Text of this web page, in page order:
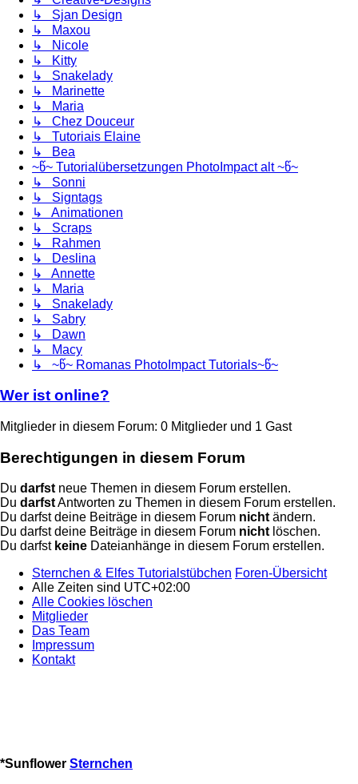
↳ Sjan Design
↳ Maxou
↳ Nicole
↳ Kitty
↳ Snakelady
↳ Marinette
↳ Maria
↳ Chez Douceur
↳ Tutoriais Elaine
↳ Bea
~წ~ Tutorialübersetzungen PhotoImpact alt ~წ~
↳ Sonni
↳ Signtags
↳ Animationen
↳ Scraps
↳ Rahmen
↳ Deslina
↳ Annette
↳ Maria
↳ Snakelady
↳ Sabry
↳ Dawn
↳ Macy
↳ ~წ~ Romanas PhotoImpact Tutorials~წ~
Wer ist online?
Mitglieder in diesem Forum: 0 Mitglieder und 1 Gast
Berechtigungen in diesem Forum
Du darfstneue Themen in diesem Forum erstellen.
Du darfstAntworten zu Themen in diesem Forum erstellen.
Du darfst deine Beiträge in diesem Forum nichtändern.
Du darfst deine Beiträge in diesem Forum nichtlöschen.
Du darfst keine Dateianhänge in diesem Forum erstellen.
Sternchen & Elfes Tutorialstübchen Foren-Übersicht
Alle Zeiten sind UTC+02:00
Alle Cookies löschen
Mitglieder
Das Team
Impressum
Kontakt
*Sunflower Sternchen